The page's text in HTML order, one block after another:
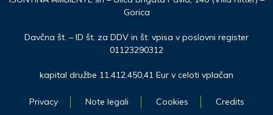
Gorica
Davčna št. – ID št. za DDV in št. vpisa v poslovni register
01123290312
kapital družbe 11.412.450,41 Eur v celoti vplačan
Privacy Note legali Cookies Credits